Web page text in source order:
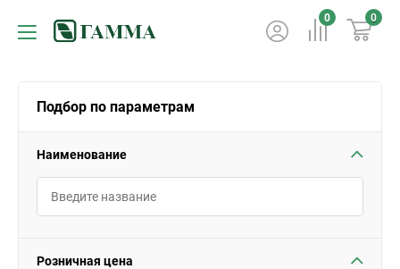
0 0
Подбор по параметрам
Наименование
Розничная цена